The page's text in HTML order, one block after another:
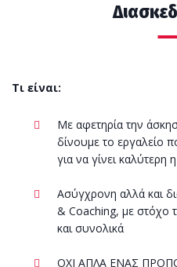
Τι είναι:
Με αφετηρία την
δίνουμε το εργαλείο
για να γίνει
Ασύγχρονη αλλά και
& Coaching, με στόχο
και συνολικά
ΟΧΙ ΑΠΛΑ ΕΝΑΣ